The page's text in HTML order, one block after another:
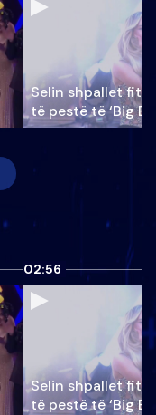
Selin shpallet
të pestë të ‘Big
02:56
Selin shpallet
të pestë të ‘Big